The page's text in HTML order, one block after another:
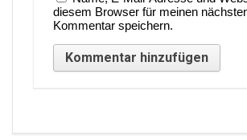
diesem Browser für meinen
Kommentar speichern.